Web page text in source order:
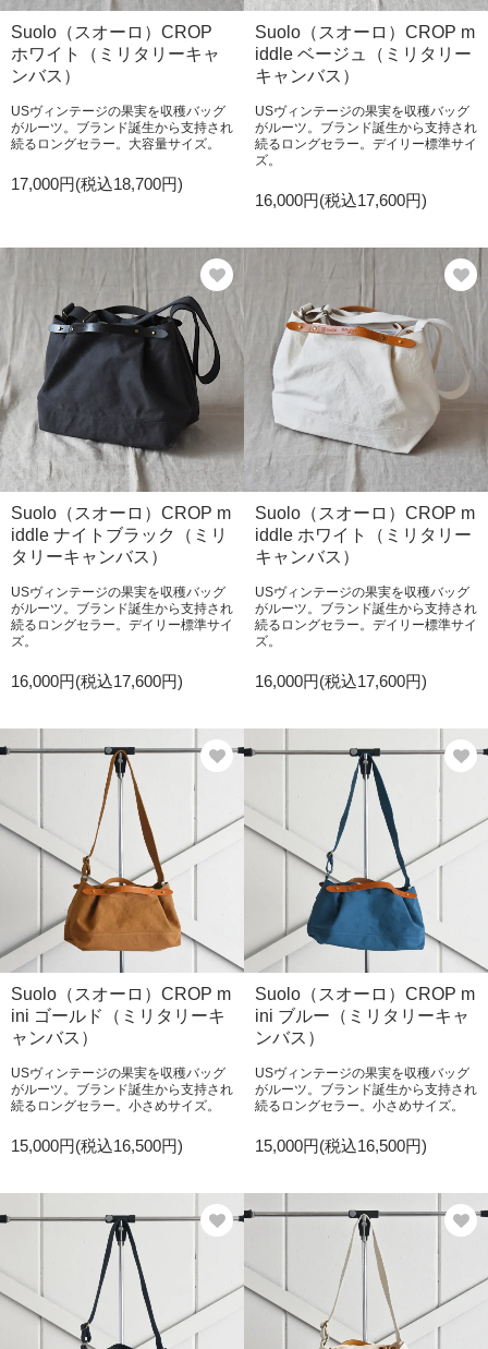
Suolo（スオーロ）CROP
ホワイト（ミリタリーキャ
ンバス）
USヴィンテージの果実を収穫バッグ
がルーツ。ブランド誕生から支持され
続るロングセラー。大容量サイズ。
17,000円(税込18,700円)
Suolo（スオーロ）CROP m
iddle ベージュ（ミリタリー
キャンバス）
USヴィンテージの果実を収穫バッグ
がルーツ。ブランド誕生から支持され
続るロングセラー。デイリー標準サイ
ズ。
16,000円(税込17,600円)
Suolo（スオーロ）CROP m
iddle ナイトブラック（ミリ
タリーキャンバス）
USヴィンテージの果実を収穫バッグ
がルーツ。ブランド誕生から支持され
続るロングセラー。デイリー標準サイ
ズ。
16,000円(税込17,600円)
Suolo（スオーロ）CROP m
iddle ホワイト（ミリタリー
キャンバス）
USヴィンテージの果実を収穫バッグ
がルーツ。ブランド誕生から支持され
続るロングセラー。デイリー標準サイ
ズ。
16,000円(税込17,600円)
Suolo（スオーロ）CROP m
ini ゴールド（ミリタリーキ
ャンバス）
USヴィンテージの果実を収穫バッグ
がルーツ。ブランド誕生から支持され
続るロングセラー。小さめサイズ。
15,000円(税込16,500円)
Suolo（スオーロ）CROP m
ini ブルー（ミリタリーキャ
ンバス）
USヴィンテージの果実を収穫バッグ
がルーツ。ブランド誕生から支持され
続るロングセラー。小さめサイズ。
15,000円(税込16,500円)